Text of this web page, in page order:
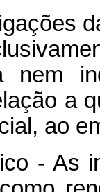
nem
a
ao
As